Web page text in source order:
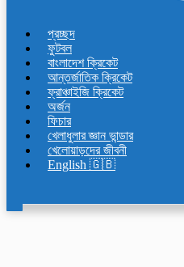
প্রচ্ছদ
ফুটবল
বাংলাদেশ ক্রিকেট
আন্তর্জাতিক ক্রিকেট
ফ্রাঞ্চাইজি ক্রিকেট
অর্জন
ফিচার
খেলাধুলার জ্ঞান ভান্ডার
খেলোয়াড়দের জীবনী
English 🇬🇧